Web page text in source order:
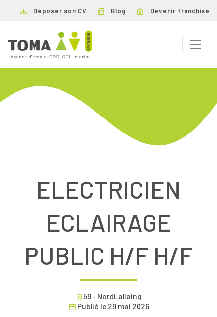
Déposer son CV Blog Devenir franchisé
ELECTRICIEN
ECLAIRAGE
PUBLIC H/F H/F
59 - NordLallaing
Publié le 29 mai 2026